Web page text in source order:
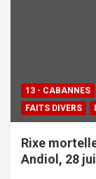
13 - CABANNES
FAITS DIVERS
Rixe
Andiol, 28